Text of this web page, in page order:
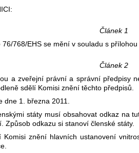
Článek 1
768/EHS se mění v souladu s
Článek 2
a zveřejní právní a správní předpisy
sdělí Komisi znění těchto předpisů.
dne 1. března 2011.
státy musí obsahovat odkaz na
Způsob odkazu si stanoví členské státy.
znění hlavních ustanovení+náhrady